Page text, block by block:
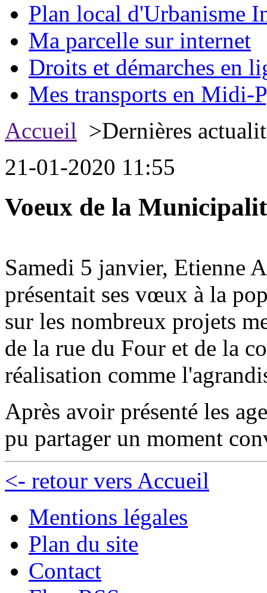
Plan local d'Urbanisme
Ma parcelle sur internet
Droits et démarches en
Mes transports en Midi-
Accueil >Dernières
21-01-2020 11:55
Voeux de la
Samedi 5 janvier, Etienne
présentait ses vœux à la
sur les nombreux projets
de la rue du Four et de la
réalisation comme
Après avoir présenté les
pu partager un moment
<- retour vers Accueil
Mentions légales
Plan du site
Contact